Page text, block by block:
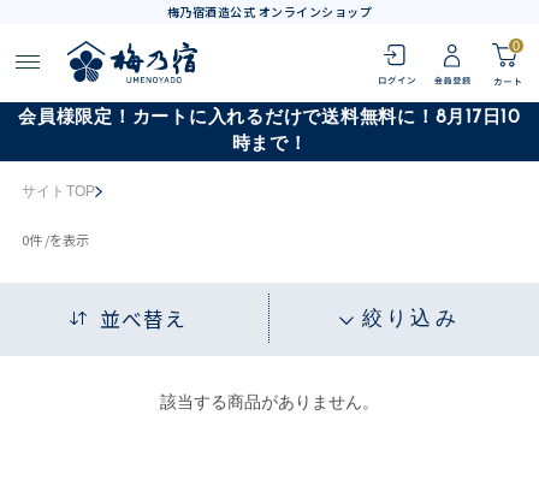
梅乃宿酒造公式 オンラインショップ
0
会員様限定！カートに入れるだけで送料無料に！8月17日10
時まで！
サイトTOP
0件 /を表示
並べ替え 絞り込み
該当する商品がありません。